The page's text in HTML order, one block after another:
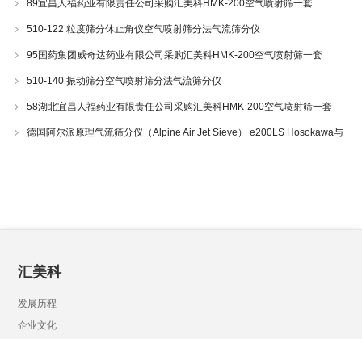
89宜昌人福药业有限责任公司采购汇美科HMK-200空气喷射筛一套
510-122 粒度筛分休止角仪空气喷射筛分法气流筛分仪
95国药集团威奇达药业有限公司采购汇美科HMK-200空气喷射筛一套
510-140 振动筛分空气喷射筛分法气流筛分仪
58湖北宜昌人福药业有限责任公司采购汇美科HMK-200空气喷射筛一套
德国阿尔派原理气流筛分仪（Alpine Air Jet Sieve） e200LS Hosokawa与
汇美科
发展历程
企业文化